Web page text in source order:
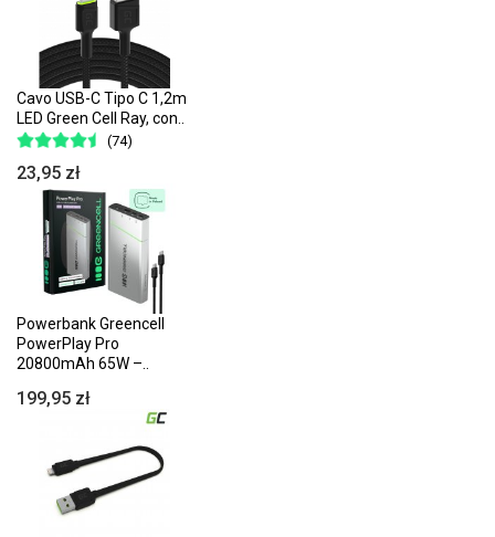
Cavo USB-C Tipo C 1,2m
LED Green Cell Ray, con..
(74)
23,95 zł
Powerbank Greencell
PowerPlay Pro
20800mAh 65W –..
199,95 zł